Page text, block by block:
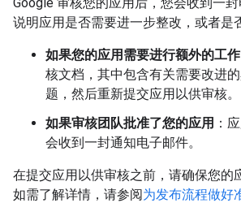
说明应用是否需要进一步整改，或者是
如果您的应用需要进行额外的工作
核文档，其中包含有关需要改进
题，然后重新提交应用以供审核。
如果审核团队批准了您的应用 ：
会收到一封通知电子邮件。
在提交应用以供审核之前，请确保您的
如需了解详情，请参阅为发布流程做好